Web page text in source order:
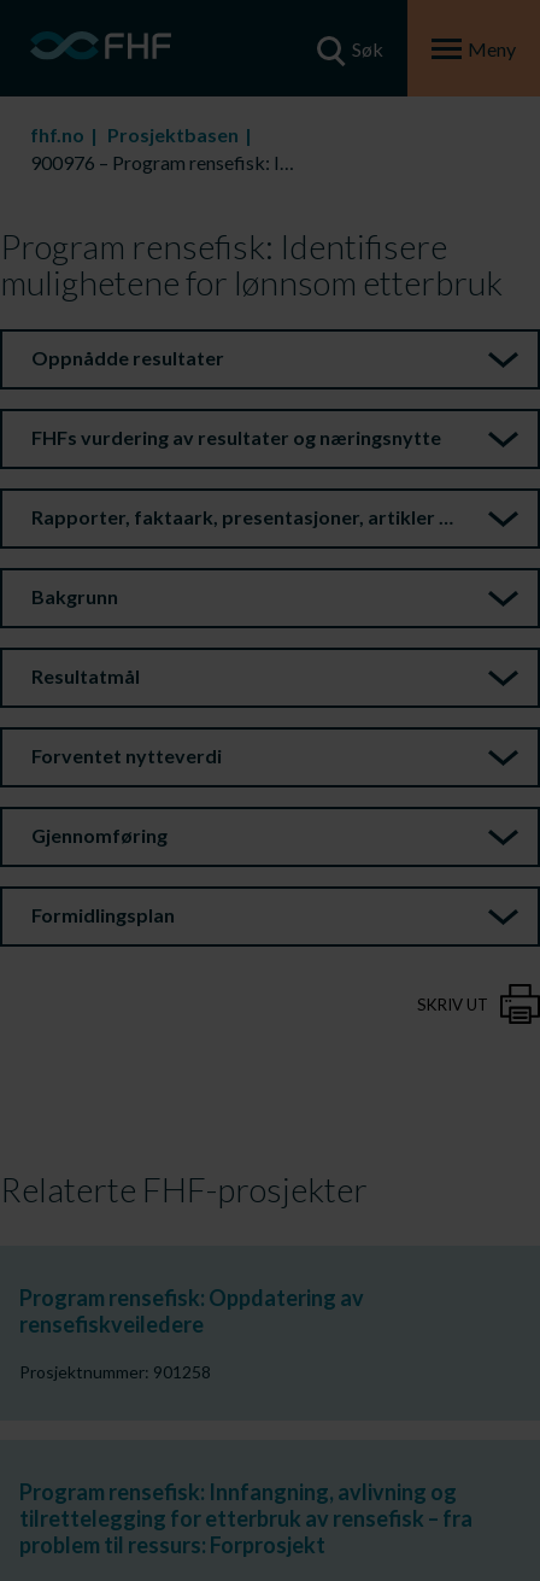
Søk Meny
fhf.no
Prosjektbasen
900976 – Program rensefisk: Identifisere mulighetene for lønnsom etterbruk
Program rensefisk: Identifisere
mulighetene for lønnsom etterbruk
Oppnådde resultater
FHFs vurdering av resultater og næringsnytte
Rapporter, faktaark, presentasjoner, artikler m.m.
Bakgrunn
Resultatmål
Forventet nytteverdi
Gjennomføring
Formidlingsplan
SKRIV UT
Relaterte FHF-prosjekter
Program rensefisk: Oppdatering av
rensefiskveiledere
Prosjektnummer: 901258
Program rensefisk: Innfangning, avlivning og
tilrettelegging for etterbruk av rensefisk – fra
problem til ressurs: Forprosjekt